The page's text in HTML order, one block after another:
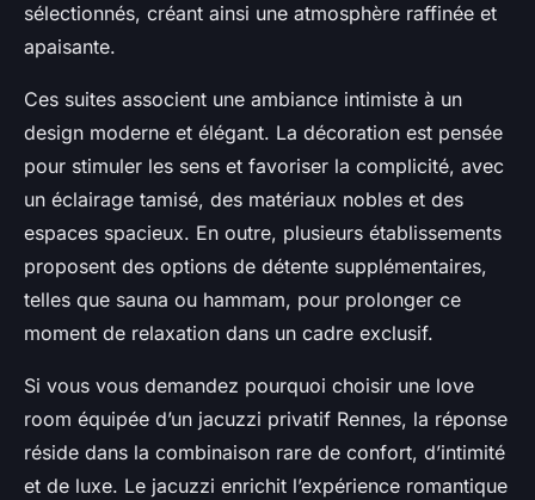
sélectionnés, créant ainsi une atmosphère raffinée et
apaisante.
Ces suites associent une ambiance intimiste à un
design moderne et élégant. La décoration est pensée
pour stimuler les sens et favoriser la complicité, avec
un éclairage tamisé, des matériaux nobles et des
espaces spacieux. En outre, plusieurs établissements
proposent des options de détente supplémentaires,
telles que sauna ou hammam, pour prolonger ce
moment de relaxation dans un cadre exclusif.
Si vous vous demandez pourquoi choisir une love
room équipée d’un jacuzzi privatif Rennes, la réponse
réside dans la combinaison rare de confort, d’intimité
et de luxe. Le jacuzzi enrichit l’expérience romantique